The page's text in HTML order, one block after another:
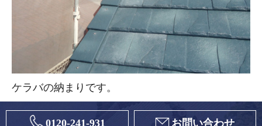
ケラバの納まりです。
0120-241-931 お問い合わせ